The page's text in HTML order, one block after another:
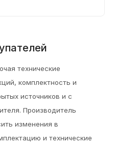
технические
комплектность и
источников и с
Производитель
изменения в
и технические